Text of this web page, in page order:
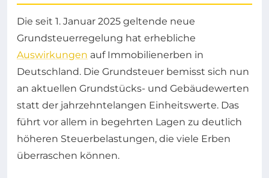
Die seit 1. Januar 2025 geltende neue
Grundsteuerregelung hat erhebliche
Auswirkungen auf Immobilienerben in
Deutschland. Die Grundsteuer bemisst sich nun
an aktuellen Grundstücks- und Gebäudewerten
statt der jahrzehntelangen Einheitswerte. Das
führt vor allem in begehrten Lagen zu deutlich
höheren Steuerbelastungen, die viele Erben
überraschen können.